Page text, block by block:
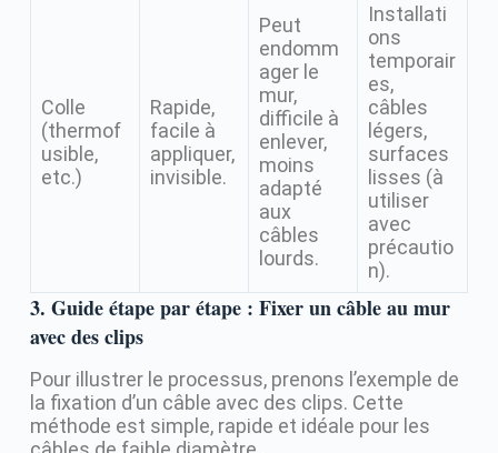
Colle
(thermof
usible,
etc.)
Rapide,
facile à
appliquer,
invisible.
Peut
endomm
ager le
mur,
difficile à
enlever,
moins
adapté
aux
câbles
lourds.
Installati
ons
temporair
es,
câbles
légers,
surfaces
lisses (à
utiliser
avec
précautio
n).
3. Guide étape par étape : Fixer un câble au mur
avec des clips
Pour illustrer le processus, prenons l’exemple de
la fixation d’un câble avec des clips. Cette
méthode est simple, rapide et idéale pour les